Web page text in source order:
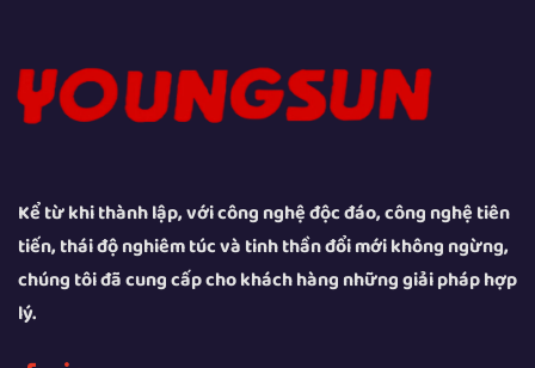
Kể từ khi thành lập, với công nghệ độc đáo, công nghệ tiên
tiến, thái độ nghiêm túc và tinh thần đổi mới không ngừng,
chúng tôi đã cung cấp cho khách hàng những giải pháp hợp
lý.